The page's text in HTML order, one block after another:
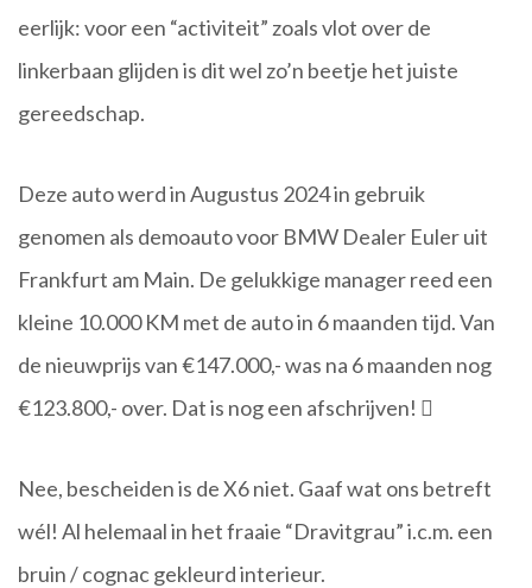
eerlijk: voor een “activiteit” zoals vlot over de
linkerbaan glijden is dit wel zo’n beetje het juiste
gereedschap.
Deze auto werd in Augustus 2024 in gebruik
genomen als demoauto voor BMW Dealer Euler uit
Frankfurt am Main. De gelukkige manager reed een
kleine 10.000 KM met de auto in 6 maanden tijd. Van
de nieuwprijs van €147.000,- was na 6 maanden nog
€123.800,- over. Dat is nog een afschrijven! 
Nee, bescheiden is de X6 niet. Gaaf wat ons betreft
wél! Al helemaal in het fraaie “Dravitgrau” i.c.m. een
bruin / cognac gekleurd interieur.